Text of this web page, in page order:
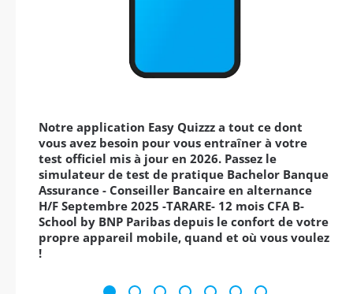
Notre application Easy Quizzz a tout ce dont
vous avez besoin pour vous entraîner à votre
test officiel mis à jour en 2026. Passez le
simulateur de test de pratique Bachelor Banque
Assurance - Conseiller Bancaire en alternance
H/F Septembre 2025 -TARARE- 12 mois CFA B-
School by BNP Paribas depuis le confort de votre
propre appareil mobile, quand et où vous voulez
!